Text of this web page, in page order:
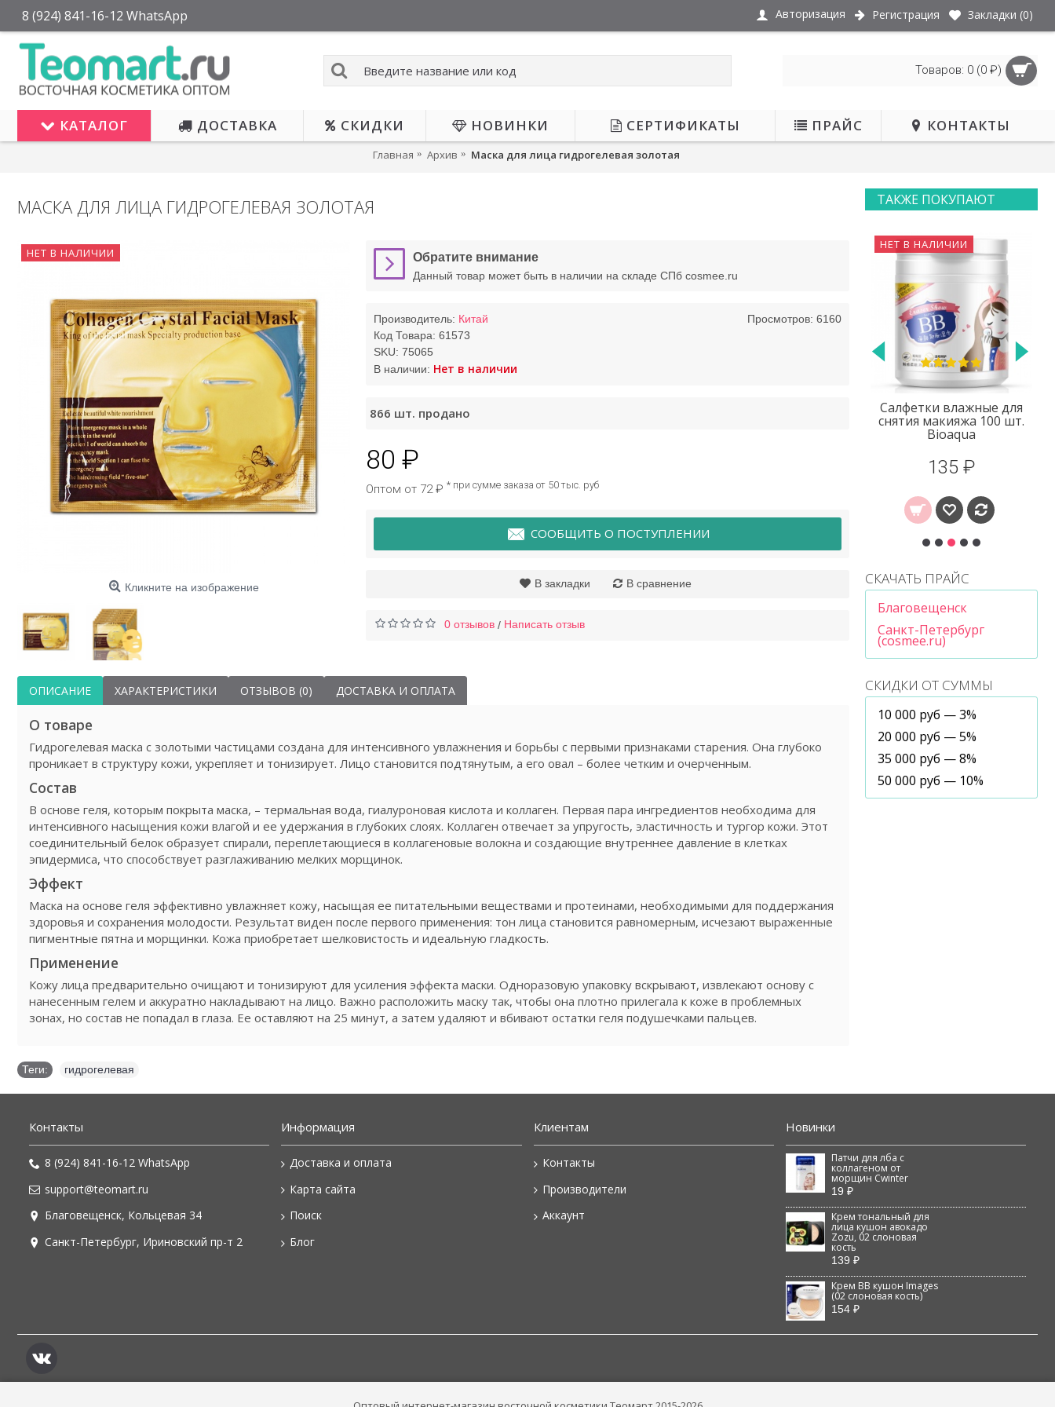
8 (924) 841-16-12 WhatsApp Авторизация Регистрация Закладки (0)
Товаров: 0 (0 ₽)
КАТАЛОГ ДОСТАВКА СКИДКИ НОВИНКИ СЕРТИФИКАТЫ ПРАЙС КОНТАКТЫ
Главная Архив Маска для лица гидрогелевая золотая
ТАКЖЕ ПОКУПАЮТ
НЕТ В НАЛИЧИИ
Салфетки влажные для
снятия макияжа 100 шт.
Bioaqua
135 ₽
СКАЧАТЬ ПРАЙС
Благовещенск
Санкт-Петербург
(cosmee.ru)
СКИДКИ ОТ СУММЫ
10 000 руб — 3%
20 000 руб — 5%
35 000 руб — 8%
50 000 руб — 10%
МАСКА ДЛЯ ЛИЦА ГИДРОГЕЛЕВАЯ ЗОЛОТАЯ
НЕТ В НАЛИЧИИ
Кликните на изображение
Обратите внимание
Данный товар может быть в наличии на складе СПб cosmee.ru
Просмотров: 6160
Производитель: Китай
Код Товара: 61573
SKU: 75065
В наличии: Нет в наличии
866 шт. продано
80 ₽
Оптом от 72 ₽ * при сумме заказа от 50 тыс. руб
СООБЩИТЬ О ПОСТУПЛЕНИИ
В закладки В сравнение
0 отзывов / Написать отзыв
ОПИСАНИЕ ХАРАКТЕРИСТИКИ ОТЗЫВОВ (0) ДОСТАВКА И ОПЛАТА
О товаре
Гидрогелевая маска с золотыми частицами создана для интенсивного увлажнения и борьбы с первыми признаками старения. Она глубоко
проникает в структуру кожи, укрепляет и тонизирует. Лицо становится подтянутым, а его овал – более четким и очерченным.
Состав
В основе геля, которым покрыта маска, – термальная вода, гиалуроновая кислота и коллаген. Первая пара ингредиентов необходима для
интенсивного насыщения кожи влагой и ее удержания в глубоких слоях. Коллаген отвечает за упругость, эластичность и тургор кожи. Этот
соединительный белок образует спирали, переплетающиеся в коллагеновые волокна и создающие внутреннее давление в клетках
эпидермиса, что способствует разглаживанию мелких морщинок.
Эффект
Маска на основе геля эффективно увлажняет кожу, насыщая ее питательными веществами и протеинами, необходимыми для поддержания
здоровья и сохранения молодости. Результат виден после первого применения: тон лица становится равномерным, исчезают выраженные
пигментные пятна и морщинки. Кожа приобретает шелковистость и идеальную гладкость.
Применение
Кожу лица предварительно очищают и тонизируют для усиления эффекта маски. Одноразовую упаковку вскрывают, извлекают основу с
нанесенным гелем и аккуратно накладывают на лицо. Важно расположить маску так, чтобы она плотно прилегала к коже в проблемных
зонах, но состав не попадал в глаза. Ее оставляют на 25 минут, а затем удаляют и вбивают остатки геля подушечками пальцев.
Теги: гидрогелевая
Контакты
8 (924) 841-16-12 WhatsApp
support@teomart.ru
Благовещенск, Кольцевая 34
Санкт-Петербург, Ириновский пр-т 2
Информация
Доставка и оплата
Карта сайта
Поиск
Блог
Клиентам
Контакты
Производители
Аккаунт
Новинки
Патчи для лба с
коллагеном от
морщин Cwinter
19 ₽
Крем тональный для
лица кушон авокадо
Zozu, 02 слоновая
кость
139 ₽
Крем BB кушон Images
(02 слоновая кость)
154 ₽